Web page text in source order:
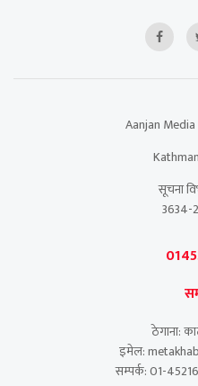
Aanjan
सूचना
ठेगाना:
इमेल:
सम्पर्क: 01-